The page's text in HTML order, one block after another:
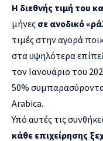
Η διεθνής τιμή του
μήνες σε ανοδικό
τιμές στην αγορά
στα υψηλότερα
τον Ιανουάριο του
50%
Arabica.
Υπό αυτές τις
κάθε επιχείρησης